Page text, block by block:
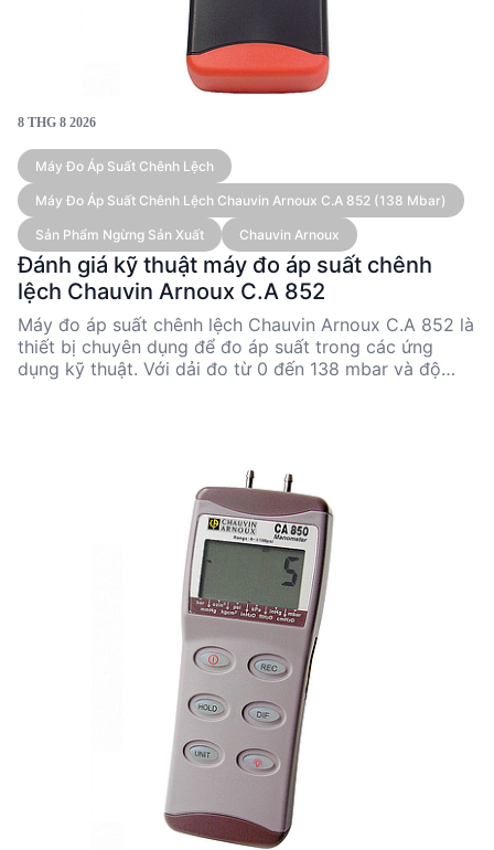
8 THG 8 2026
Máy Đo Áp Suất Chênh Lệch
Máy Đo Áp Suất Chênh Lệch Chauvin Arnoux C.A 852 (138 Mbar)
Sản Phẩm Ngừng Sản Xuất Chauvin Arnoux
Đánh giá kỹ thuật máy đo áp suất chênh
lệch Chauvin Arnoux C.A 852
Máy đo áp suất chênh lệch Chauvin Arnoux C.A 852 là
thiết bị chuyên dụng để đo áp suất trong các ứng
dụng kỹ thuật. Với dải đo từ 0 đến 138 mbar và độ
tính linh hoạt trong các đơn vị đo. Thiết bị này lý
tưởng cho các ứng dụng trong công nghiệp và nghiên